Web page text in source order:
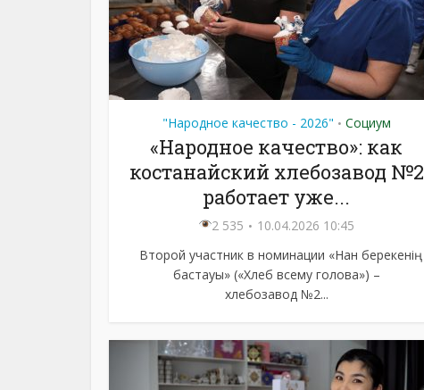
"Народное качество - 2026" • Социум
«Народное качество»: как
костанайский хлебозавод №2
работает уже...
2 535
10.04.2026 10:45
Второй участник в номинации «Нан берекенің
бастауы» («Хлеб всему голова») –
хлебозавод №2...